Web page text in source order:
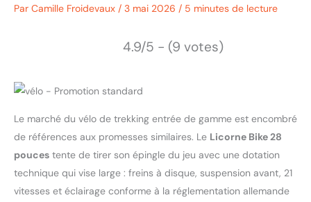
Par Camille Froidevaux / 3 mai 2026 / 5 minutes de lecture
4.9/5 - (9 votes)
Le marché du vélo de trekking entrée de gamme est encombré
de références aux promesses similaires. Le Licorne Bike 28
pouces tente de tirer son épingle du jeu avec une dotation
technique qui vise large : freins à disque, suspension avant, 21
vitesses et éclairage conforme à la réglementation allemande